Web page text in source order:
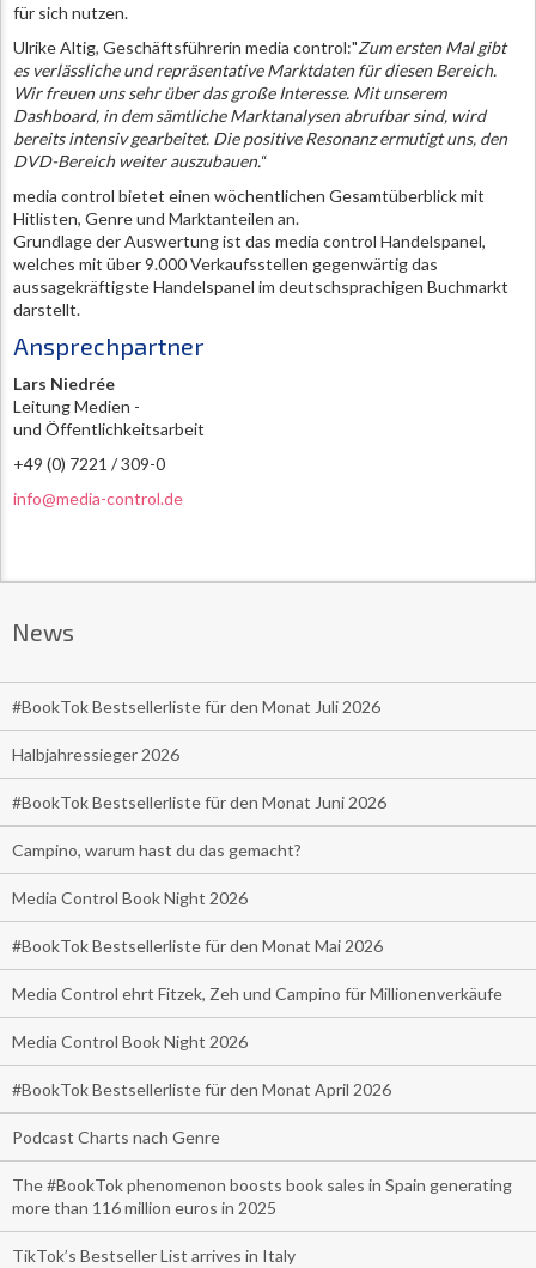
für sich nutzen.
Ulrike Altig, Geschäftsführerin media control:"Zum ersten Mal gibt
es verlässliche und repräsentative Marktdaten für diesen Bereich.
Wir freuen uns sehr über das große Interesse. Mit unserem
Dashboard, in dem sämtliche Marktanalysen abrufbar sind, wird
bereits intensiv gearbeitet. Die positive Resonanz ermutigt uns, den
DVD-Bereich weiter auszubauen.“
media control bietet einen wöchentlichen Gesamtüberblick mit
Hitlisten, Genre und Marktanteilen an.
Grundlage der Auswertung ist das media control Handelspanel,
welches mit über 9.000 Verkaufsstellen gegenwärtig das
aussagekräftigste Handelspanel im deutschsprachigen Buchmarkt
darstellt.
Ansprechpartner
Lars Niedrée
Leitung Medien -
und Öffentlichkeitsarbeit
+49 (0) 7221 / 309-0
info@media-control.de
News
#BookTok Bestsellerliste für den Monat Juli 2026
Halbjahressieger 2026
#BookTok Bestsellerliste für den Monat Juni 2026
Campino, warum hast du das gemacht?
Media Control Book Night 2026
#BookTok Bestsellerliste für den Monat Mai 2026
Media Control ehrt Fitzek, Zeh und Campino für Millionenverkäufe
Media Control Book Night 2026
#BookTok Bestsellerliste für den Monat April 2026
Podcast Charts nach Genre
The #BookTok phenomenon boosts book sales in Spain generating
more than 116 million euros in 2025
TikTok’s Bestseller List arrives in Italy